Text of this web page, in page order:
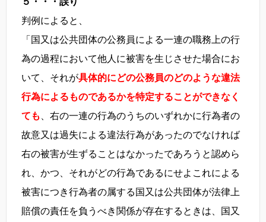
判例によると、
「国又は公共団体の公務員による一連の職務上の行
為の過程において他人に被害を生じさせた場合にお
いて、それが具体的にどの公務員のどのような違法
行為によるものであるかを特定することができなく
ても
、右の一連の行為のうちのいずれかに行為者の
故意又は過失による違法行為があったのでなければ
右の被害が生ずることはなかったであろうと認めら
れ、かつ、それがどの行為であるにせよこれによる
被害につき行為者の属する国又は公共団体が法律上
賠償の責任を負うべき関係が存在するときは、国又